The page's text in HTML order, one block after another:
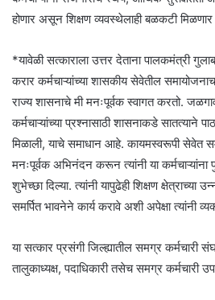
होणार असून शिक्षण व्यवस्थेलाही बळकटी
*यावेळी सत्काराला उत्तर देताना पालकमंत्री
करार कर्मचाऱ्यांच्या शासकीय सेवेतील
राज्य शासनाचे मी मनःपूर्वक स्वागत करतो.
कर्मचाऱ्यांच्या प्रश्नासाठी शासनाकडे सातत्याने
मिळाली, याचे समाधान आहे. कायमस्वरूपी सेवेत
मनःपूर्वक अभिनंदन करून त्यांनी या कर्मचाऱ्यांना
शुभेच्छा दिल्या. त्यांनी यापुढेही शिक्षण क्षेत्राच्या
समर्पित भावनेने कार्य करावे अशी अपेक्षा त्यांनी
या सत्कार प्रसंगी जिल्ह्यातील समग्र कर्मचारी
तालुकाध्यक्ष, पदाधिकारी तसेच समग्र कर्मचारी